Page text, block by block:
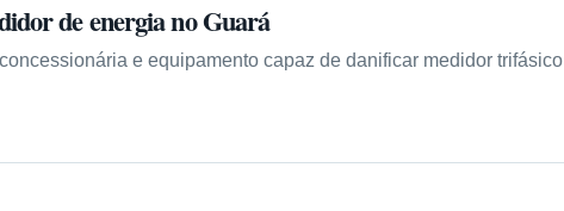
de energia no Guará
e equipamento capaz de danificar medidor trifásico